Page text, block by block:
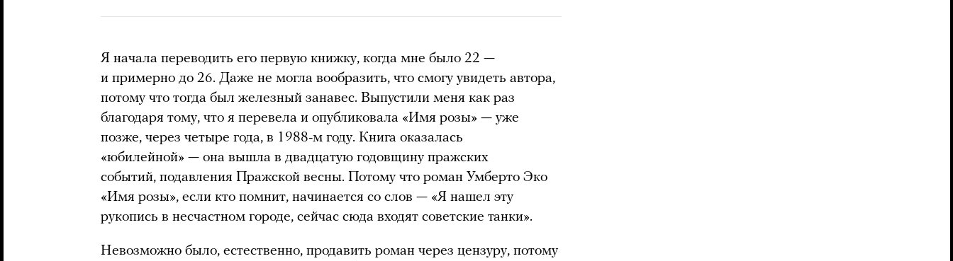
Я начала переводить его первую книжку, когда мне было 22 —
и примерно до 26. Даже не могла вообразить, что смогу увидеть автора,
потому что тогда был железный занавес. Выпустили меня как раз
благодаря тому, что я перевела и опубликовала «Имя розы» — уже
позже, через четыре года, в 1988-м году. Книга оказалась
«юбилейной» — она вышла в двадцатую годовщину пражских
событий, подавления Пражской весны. Потому что роман Умберто Эко
«Имя розы», если кто помнит, начинается со слов — «Я нашел эту
рукопись в несчастном городе, сейчас сюда входят советские танки».
Невозможно было, естественно, продавить роман через цензуру, потому